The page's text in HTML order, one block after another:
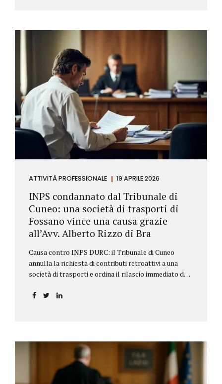
ATTIVITÀ PROFESSIONALE 19 APRILE 2026
INPS condannato dal Tribunale di
Cuneo: una società di trasporti di
Fossano vince una causa grazie
all’Avv. Alberto Rizzo di Bra
Causa contro INPS DURC: il Tribunale di Cuneo
annulla la richiesta di contributi retroattivi a una
società di trasporti e ordina il rilascio immediato del